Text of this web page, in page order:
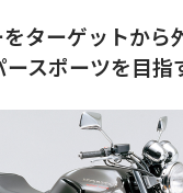
ターゲットから
スポーツを目指